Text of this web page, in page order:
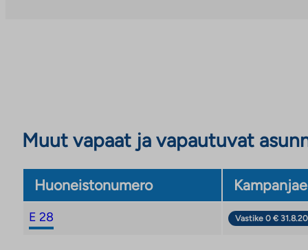
Muut vapaat ja vapautuvat
Huoneistonumero
E 28 Vastike 0 €